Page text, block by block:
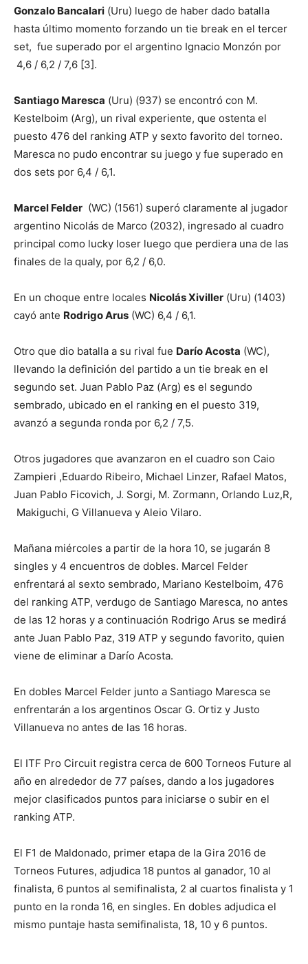
Gonzalo Bancalari (Uru) luego de haber dado batalla
hasta último momento forzando un tie break en el tercer
set, fue superado por el argentino Ignacio Monzón por
4,6 / 6,2 / 7,6 [3].
Santiago Maresca (Uru) (937) se encontró con M.
Kestelboim (Arg), un rival experiente, que ostenta el
puesto 476 del ranking ATP y sexto favorito del torneo.
Maresca no pudo encontrar su juego y fue superado en
dos sets por 6,4 / 6,1.
Marcel Felder (WC) (1561) superó claramente al jugador
argentino Nicolás de Marco (2032), ingresado al cuadro
principal como lucky loser luego que perdiera una de las
finales de la qualy, por 6,2 / 6,0.
En un choque entre locales Nicolás Xiviller (Uru) (1403)
cayó ante Rodrigo Arus (WC) 6,4 / 6,1.
Otro que dio batalla a su rival fue Darío Acosta (WC),
llevando la definición del partido a un tie break en el
segundo set. Juan Pablo Paz (Arg) es el segundo
sembrado, ubicado en el ranking en el puesto 319,
avanzó a segunda ronda por 6,2 / 7,5.
Otros jugadores que avanzaron en el cuadro son Caio
Zampieri ,Eduardo Ribeiro, Michael Linzer, Rafael Matos,
Juan Pablo Ficovich, J. Sorgi, M. Zormann, Orlando Luz,R,
Makiguchi, G Villanueva y Aleio Vilaro.
Mañana miércoles a partir de la hora 10, se jugarán 8
singles y 4 encuentros de dobles. Marcel Felder
enfrentará al sexto sembrado, Mariano Kestelboim, 476
del ranking ATP, verdugo de Santiago Maresca, no antes
de las 12 horas y a continuación Rodrigo Arus se medirá
ante Juan Pablo Paz, 319 ATP y segundo favorito, quien
viene de eliminar a Darío Acosta.
En dobles Marcel Felder junto a Santiago Maresca se
enfrentarán a los argentinos Oscar G. Ortiz y Justo
Villanueva no antes de las 16 horas.
El ITF Pro Circuit registra cerca de 600 Torneos Future al
año en alrededor de 77 países, dando a los jugadores
mejor clasificados puntos para iniciarse o subir en el
ranking ATP.
El F1 de Maldonado, primer etapa de la Gira 2016 de
Torneos Futures, adjudica 18 puntos al ganador, 10 al
finalista, 6 puntos al semifinalista, 2 al cuartos finalista y 1
punto en la ronda 16, en singles. En dobles adjudica el
mismo puntaje hasta semifinalista, 18, 10 y 6 puntos.